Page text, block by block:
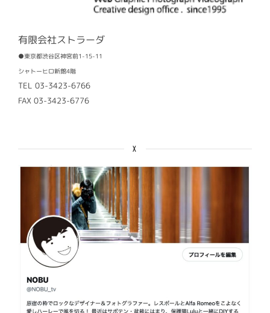
有限会社ストラーダ
●東京都渋谷区神宮前1-15-11
シャトーヒロ新館4階
TEL 03-3423-6766
FAX 03-3423-6776
X